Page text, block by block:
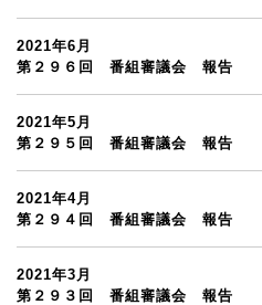
2021年6月
第２９６回 番組審議会 報告
2021年5月
第２９５回 番組審議会 報告
2021年4月
第２９４回 番組審議会 報告
2021年3月
第２９３回 番組審議会 報告